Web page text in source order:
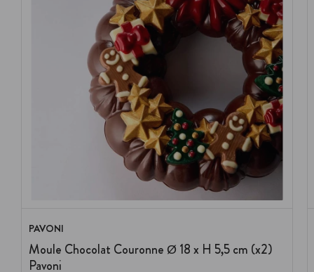
PAVONI
Moule Chocolat Couronne Ø 18 x H 5,5 cm (x2)
Pavoni